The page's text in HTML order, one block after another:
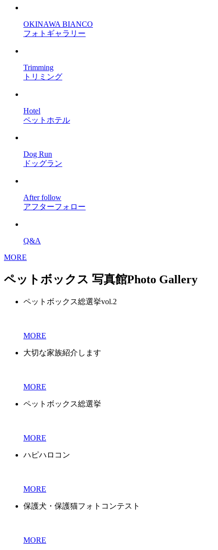
OKINAWA BIANCO
フォトギャラリー
Trimming
トリミング
Hotel
ペットホテル
Dog Run
ドッグラン
After follow
アフターフォロー
Q&A
MORE
ペットボックス 写真館Photo Gallery
ペットボックス総選挙vol.2
MORE
大切な家族紹介します
MORE
ペットボックス総選挙
MORE
ハピハロコン
MORE
保護犬・保護猫フォトコンテスト
MORE